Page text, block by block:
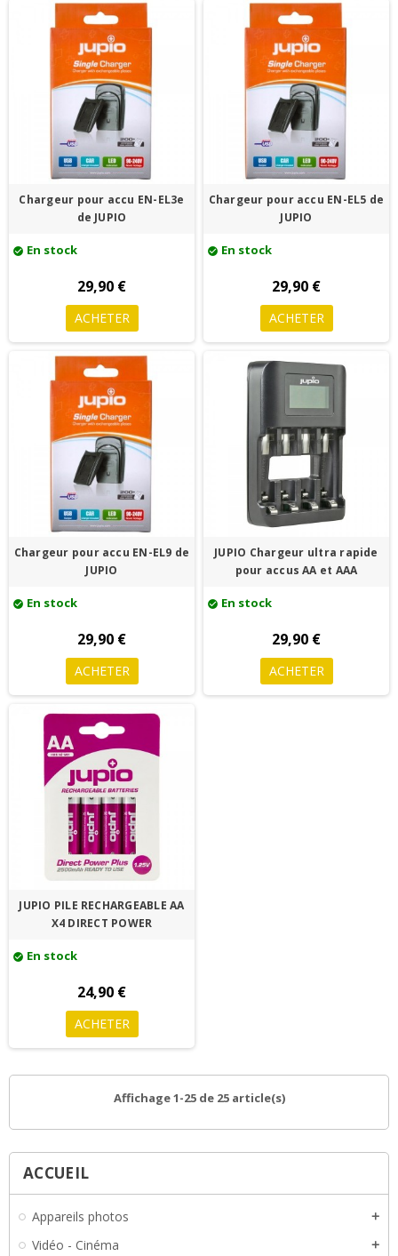
ACCUEIL
Appareils photos add
Vidéo - Cinéma add
Chargeur pour accu EN-EL3e
de JUPIO
check_circle En stock
29,90 €
ACHETER
Chargeur pour accu EN-EL5 de
JUPIO
check_circle En stock
29,90 €
ACHETER
Chargeur pour accu EN-EL9 de
JUPIO
check_circle En stock
29,90 €
ACHETER
JUPIO Chargeur ultra rapide
pour accus AA et AAA
check_circle En stock
29,90 €
ACHETER
JUPIO PILE RECHARGEABLE AA
X4 DIRECT POWER
check_circle En stock
24,90 €
ACHETER
Affichage 1-25 de 25 article(s)